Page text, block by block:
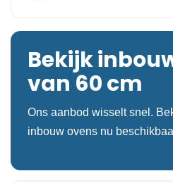
Bekijk
van 60 cm
Ons aanbod wisselt snel.
inbouw ovens nu